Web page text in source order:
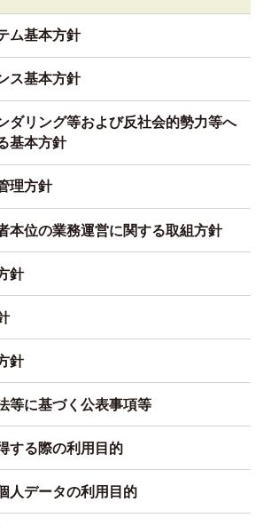
ム基本方針
ス基本方針
ダリング等および反社会的勢力等へ
基本方針
理方針
本位の業務運営に関する取組方針
針
針
等に基づく公表事項等
する際の利用目的
人データの利用目的